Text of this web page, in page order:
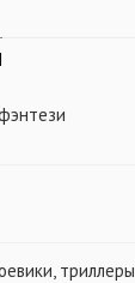
триллеры